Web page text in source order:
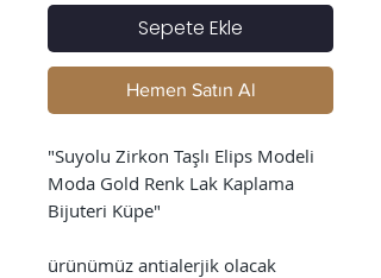
Sepete Ekle
Hemen Satın Al
"Suyolu Zirkon Taşlı Elips Modeli
Moda Gold Renk Lak Kaplama
Bijuteri Küpe"
ürünümüz antialerjik olacak